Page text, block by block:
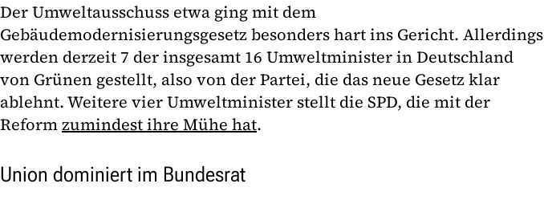
Der Umweltausschuss etwa ging mit dem
Gebäudemodernisierungsgesetz besonders hart ins Gericht. Allerdings
werden derzeit 7 der insgesamt 16 Umweltminister in Deutschland
von Grünen gestellt, also von der Partei, die das neue Gesetz klar
ablehnt. Weitere vier Umweltminister stellt die SPD, die mit der
Reformzumindest ihre Mühe hat.
Union dominiert im Bundesrat